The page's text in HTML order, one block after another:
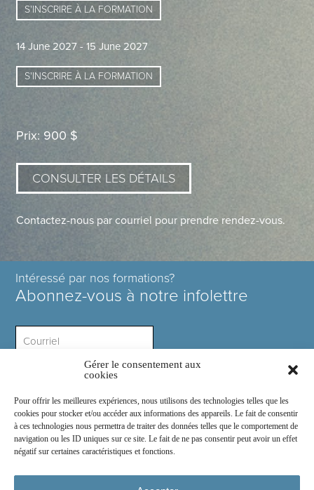
Gérer le consentement aux
cookies
Pour offrir les meilleures expériences, nous utilisons des technologies telles que les
cookies pour stocker et/ou accéder aux informations des appareils. Le fait de consentir
à ces technologies nous permettra de traiter des données telles que le comportement de
navigation ou les ID uniques sur ce site. Le fait de ne pas consentir peut avoir un effet
négatif sur certaines caractéristiques et fonctions.
S'INSCRIRE À LA FORMATION
14 June 2027 - 15 June 2027
S'INSCRIRE À LA FORMATION
Prix: 900 $
CONSULTER LES DÉTAILS
Contactez-nous par courriel pour prendre rendez-vous.
Intéressé par nos formations?
Abonnez-vous à notre infolettre